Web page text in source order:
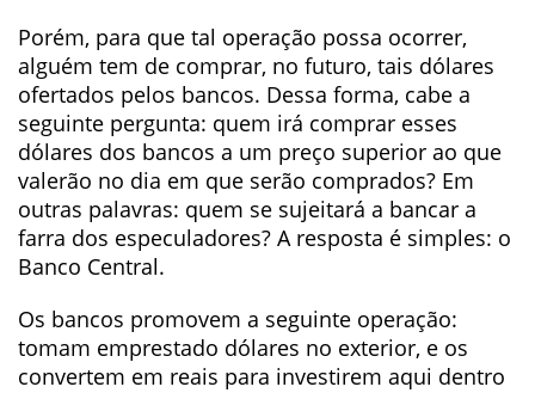
Porém, para que tal operação possa ocorrer,
alguém tem de comprar, no futuro, tais dólares
ofertados pelos bancos. Dessa forma, cabe a
seguinte pergunta: quem irá comprar esses
dólares dos bancos a um preço superior ao que
valerão no dia em que serão comprados? Em
outras palavras: quem se sujeitará a bancar a
farra dos especuladores? A resposta é simples: o
Banco Central.
Os bancos promovem a seguinte operação:
tomam emprestado dólares no exterior, e os
convertem em reais para investirem aqui dentro